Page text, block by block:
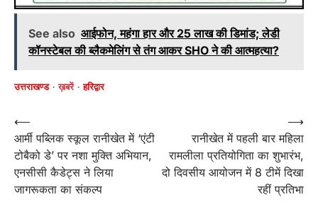
See also आईफोन, महंगा हार और 25 लाख की डिमांड; लेडी
कॉनस्टेबल की ब्लैकमेलिंग से तंग आकर SHO ने की आत्महत्या?
उत्तराखण्ड ख़बरें हरिद्वार
Post
navigation
⟵
आर्मी पब्लिक स्कूल रानीखेत में ‘एंटी
टोबैको डे’ पर नशा मुक्ति अभियान,
एनसीसी कैडेट्स ने लिया
जागरूकता का संकल्प
रानीखेत में पहली बार महिला
रामलीला प्रतियोगिता का शुभारंभ,
दो दिवसीय आयोजन में 8 टीमें दिखा
रहीं प्रतिभा
⟶